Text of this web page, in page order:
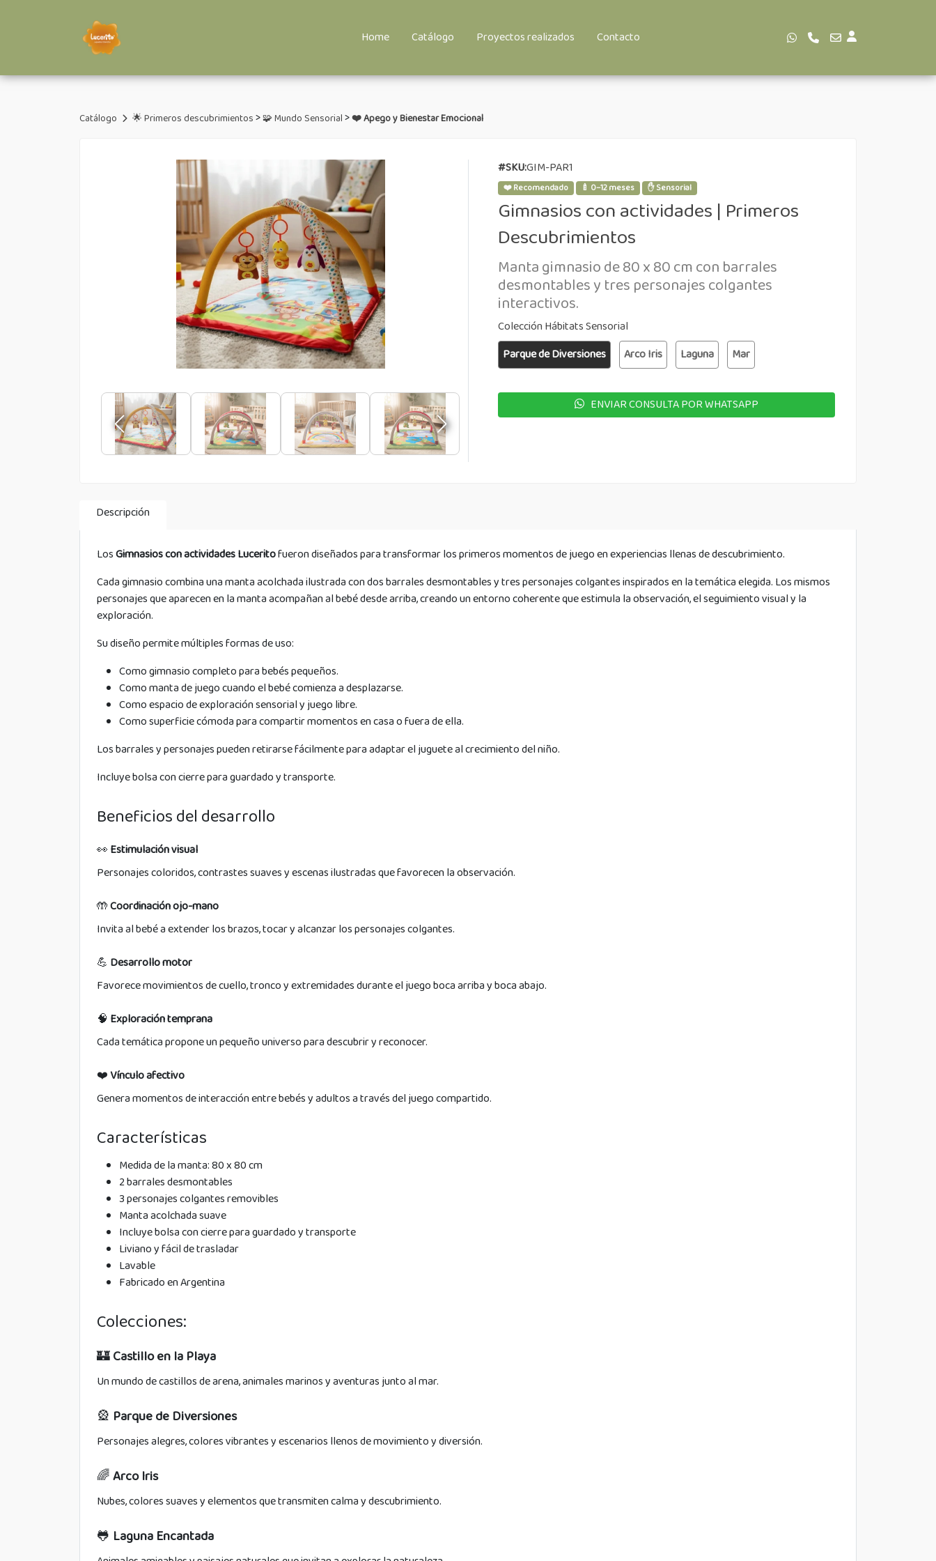
Home Catálogo Proyectos realizados Contacto
Catálogo 🌟 Primeros descubrimientos>🧩 Mundo Sensorial>❤️ Apego y Bienestar Emocional
#SKU:GIM-PAR1
❤️ Recomendado 🍼 0–12 meses ✋ Sensorial
Gimnasios con actividades | Primeros
Descubrimientos
Manta gimnasio de 80 x 80 cm con barrales
desmontables y tres personajes colgantes
interactivos.
Colección Hábitats Sensorial
Parque de Diversiones
Arco Iris Laguna Mar
ENVIAR CONSULTA POR WHATSAPP
Descripción
LosGimnasios con actividades Luceritofueron diseñados para transformar los primeros momentos de juego en experiencias llenas de descubrimiento.
Cada gimnasio combina una manta acolchada ilustrada con dos barrales desmontables y tres personajes colgantes inspirados en la temática elegida. Los mismos
personajes que aparecen en la manta acompañan al bebé desde arriba, creando un entorno coherente que estimula la observación, el seguimiento visual y la
exploración.
Su diseño permite múltiples formas de uso:
Como gimnasio completo para bebés pequeños.
Como manta de juego cuando el bebé comienza a desplazarse.
Como espacio de exploración sensorial y juego libre.
Como superficie cómoda para compartir momentos en casa o fuera de ella.
Los barrales y personajes pueden retirarse fácilmente para adaptar el juguete al crecimiento del niño.
Incluye bolsa con cierre para guardado y transporte.
Beneficios del desarrollo
👀 Estimulación visual
Personajes coloridos, contrastes suaves y escenas ilustradas que favorecen la observación.
🤲Coordinación ojo-mano
Invita al bebé a extender los brazos, tocar y alcanzar los personajes colgantes.
💪 Desarrollo motor
Favorece movimientos de cuello, tronco y extremidades durante el juego boca arriba y boca abajo.
🧠 Exploración temprana
Cada temática propone un pequeño universo para descubrir y reconocer.
❤️Vínculo afectivo
Genera momentos de interacción entre bebés y adultos a través del juego compartido.
Características
Medida de la manta: 80 x 80 cm
2 barrales desmontables
3 personajes colgantes removibles
Manta acolchada suave
Incluye bolsa con cierre para guardado y transporte
Liviano y fácil de trasladar
Lavable
Fabricado en Argentina
Colecciones:
🏰Castillo en la Playa
Un mundo de castillos de arena, animales marinos y aventuras junto al mar.
🎡 Parque de Diversiones
Personajes alegres, colores vibrantes y escenarios llenos de movimiento y diversión.
🌈Arco Iris
Nubes, colores suaves y elementos que transmiten calma y descubrimiento.
🐸 Laguna Encantada